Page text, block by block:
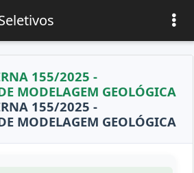
155/2025 -
MODELAGEM GEOLÓGICA
155/2025 -
MODELAGEM GEOLÓGICA